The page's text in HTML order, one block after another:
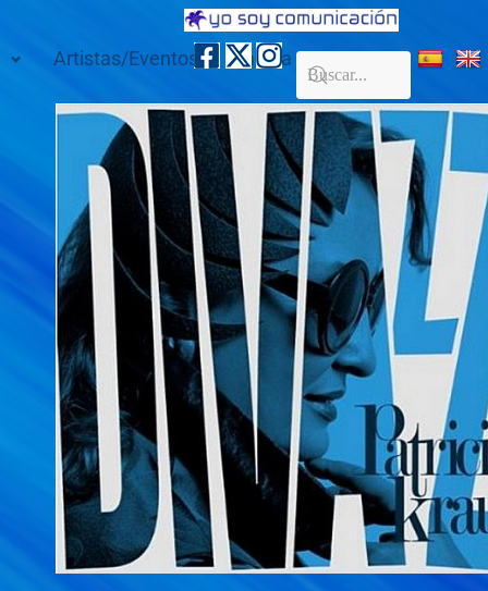
Artistas/Eventos Galería Contacto